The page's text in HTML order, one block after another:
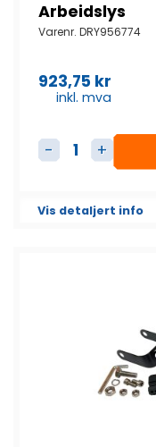
Arbeidslys
Varenr. DRY956774
923,75 kr
inkl. mva
Arbeidslys antall
Vis detaljert info